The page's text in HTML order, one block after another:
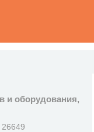
и оборудования,